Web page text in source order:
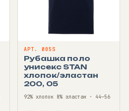
АРТ. И05S
Рубашка поло
унисекс STAN
хлопок/эластан
200, 05
92% хлопок 8% эластан · 44—56